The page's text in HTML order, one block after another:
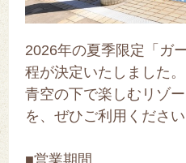
2026年の夏季限定「ガ
程が決定いたしました。
青空の下で楽しむリゾ
を、ぜひご利用ください
■営業期間